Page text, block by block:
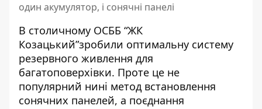
один акумулятор, і сонячні панелі
В столичному ОСББ “ЖК
Козацький”зробили оптимальну систему
резервного живлення для
багатоповерхівки. Проте це не
популярний нині метод встановлення
сонячних панелей, а поєднання